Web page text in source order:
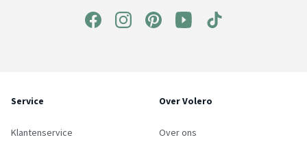
Service
Klantenservice
Over Volero
Over ons